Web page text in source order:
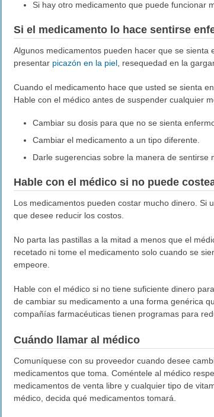
Si hay otro medicamento que puede funcionar
Si el medicamento lo hace sentirse
Algunos medicamentos pueden hacer que se sienta
presentar picazón en la piel, resequedad en la
Cuando el medicamento hace que usted se sienta
Hable con el médico antes de suspender cualquier
Cambiar su dosis para que no se sienta
Cambiar el medicamento a un tipo diferente.
Darle sugerencias sobre la manera de sentirse
Hable con el médico si no puede
Los medicamentos pueden costar mucho dinero. Si
que desee reducir los costos.
No parta las pastillas a la mitad a menos que el
recetado ni tome el medicamento solo cuando se
empeore.
Hable con el médico si no tiene suficiente dinero
de cambiar su medicamento a una forma genérica
compañías farmacéuticas tienen programas para
Cuándo llamar al médico
Comuníquese con su proveedor cuando desee
medicamentos que toma. Coméntele al médico
medicamentos de venta libre y cualquier tipo de
médico, decida qué medicamentos tomará.